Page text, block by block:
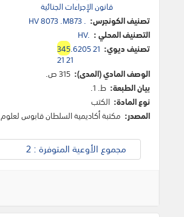
قانون الإجراءات الجنائية
تصنيف الكونجرس: HV 8073 .M873 .
التصنيف المحلي : HV.
تصنيف ديوي:
345.6205 21
21 21
الوصف المادي (المدى): 315 ص.
بيان الطبعة: ط. 1.
نوع المادة: الكتب
المصدر: مكتبة أكاديمية السلطان قابوس
مجموع الأوعية المتوفرة : 2